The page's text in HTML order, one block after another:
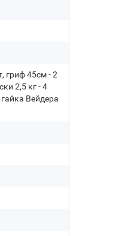
гриф 45см - 2
2,5 кг - 4
Вейдера